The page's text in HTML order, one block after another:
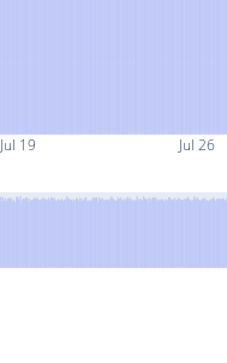
Jul 19 Jul 26